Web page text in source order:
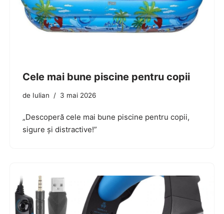
Cele mai bune piscine pentru copii
de Iulian 3 mai 2026
„Descoperă cele mai bune piscine pentru copii,
sigure și distractive!”